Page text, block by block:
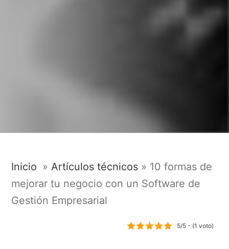
Inicio » Artículos técnicos » 10 formas de
mejorar tu negocio con un Software de
Gestión Empresarial
5/5 - (1 voto)